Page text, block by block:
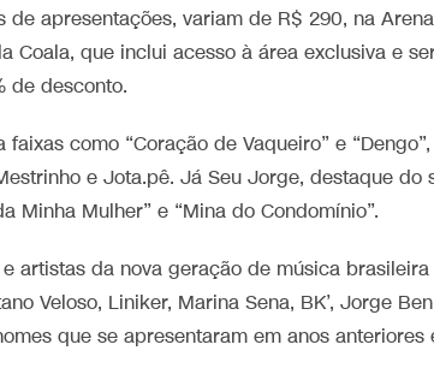
apresentações, variam de R$ 290, na
Coala, que inclui acesso à área exclusiva e
de desconto.
como “Coração de Vaqueiro” e
e Jota.pê. Já Seu Jorge, destaque
Minha Mulher” e “Mina do Condomínio”.
artistas da nova geração de música
Veloso, Liniker, Marina Sena, BK’, Jorge
que se apresentaram em anos anteriores